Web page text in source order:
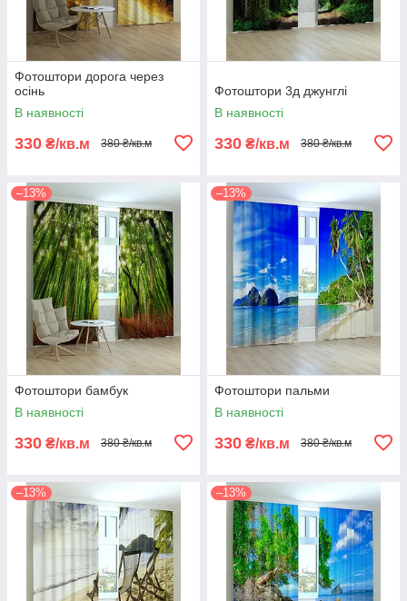
Фотоштори дорога через
осінь
В наявності
330 ₴/кв.м 380 ₴/кв.м
Фотоштори 3д джунглі
В наявності
330 ₴/кв.м 380 ₴/кв.м
–13%
Фотоштори бамбук
В наявності
330 ₴/кв.м 380 ₴/кв.м
–13%
Фотоштори пальми
В наявності
330 ₴/кв.м 380 ₴/кв.м
–13% –13%